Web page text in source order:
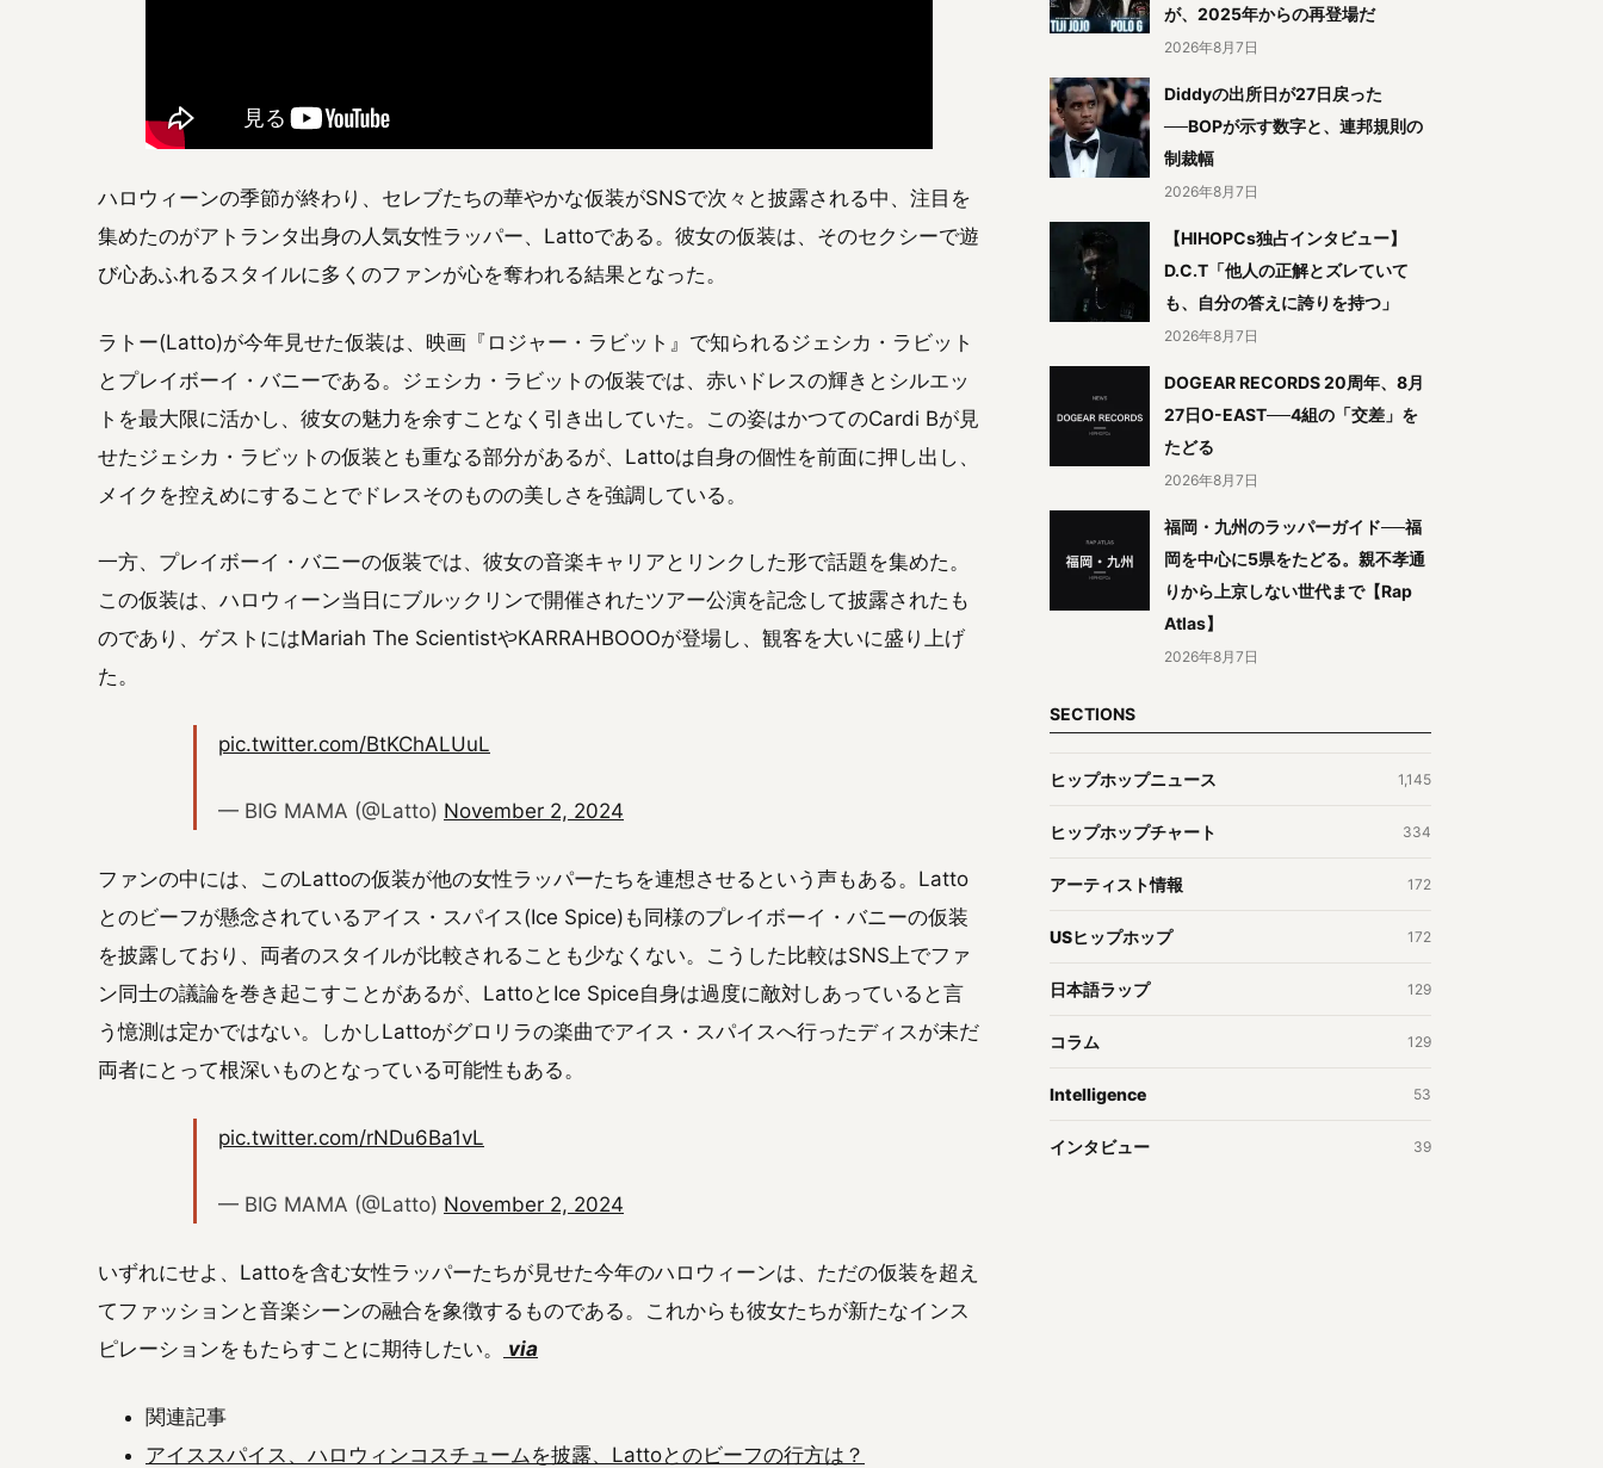
ハロウィーンの季節が終わり、セレブたちの華やかな仮装がSNSで次々と披露される中、注目を
集めたのがアトランタ出身の人気女性ラッパー、Lattoである。彼女の仮装は、そのセクシーで遊
び心あふれるスタイルに多くのファンが心を奪われる結果となった。
ラトー(Latto)が今年見せた仮装は、映画『ロジャー・ラビット』で知られるジェシカ・ラビット
とプレイボーイ・バニーである。ジェシカ・ラビットの仮装では、赤いドレスの輝きとシルエッ
トを最大限に活かし、彼女の魅力を余すことなく引き出していた。この姿はかつてのCardi Bが見
せたジェシカ・ラビットの仮装とも重なる部分があるが、Lattoは自身の個性を前面に押し出し、
メイクを控えめにすることでドレスそのものの美しさを強調している。
一方、プレイボーイ・バニーの仮装では、彼女の音楽キャリアとリンクした形で話題を集めた。
この仮装は、ハロウィーン当日にブルックリンで開催されたツアー公演を記念して披露されたも
のであり、ゲストにはMariah The ScientistやKARRAHBOOOが登場し、観客を大いに盛り上げ
た。
pic.twitter.com/BtKChALUuL
— BIG MAMA (@Latto) November 2, 2024
ファンの中には、このLattoの仮装が他の女性ラッパーたちを連想させるという声もある。Latto
とのビーフが懸念されているアイス・スパイス(Ice Spice)も同様のプレイボーイ・バニーの仮装
を披露しており、両者のスタイルが比較されることも少なくない。こうした比較はSNS上でファ
ン同士の議論を巻き起こすことがあるが、LattoとIce Spice自身は過度に敵対しあっていると言
う憶測は定かではない。しかしLattoがグロリラの楽曲でアイス・スパイスへ行ったディスが未だ
両者にとって根深いものとなっている可能性もある。
pic.twitter.com/rNDu6Ba1vL
— BIG MAMA (@Latto) November 2, 2024
いずれにせよ、Lattoを含む女性ラッパーたちが見せた今年のハロウィーンは、ただの仮装を超え
てファッションと音楽シーンの融合を象徴するものである。これからも彼女たちが新たなインス
ピレーションをもたらすことに期待したい。
via
関連記事
アイススパイス、ハロウィンコスチュームを披露、Lattoとのビーフの行方は？
が、2025年からの再登場だ
2026年8月7日
Diddyの出所日が27日戻った
──BOPが示す数字と、連邦規則の
制裁幅
2026年8月7日
【HIHOPCs独占インタビュー】
D.C.T「他人の正解とズレていて
も、自分の答えに誇りを持つ」
2026年8月7日
DOGEAR RECORDS 20周年、8月
27日O-EAST──4組の「交差」を
たどる
2026年8月7日
福岡・九州のラッパーガイド──福
岡を中心に5県をたどる。親不孝通
りから上京しない世代まで【Rap
Atlas】
2026年8月7日
SECTIONS
ヒップホップニュース 1,145
ヒップホップチャート 334
アーティスト情報 172
USヒップホップ 172
日本語ラップ 129
コラム 129
Intelligence 53
インタビュー 39